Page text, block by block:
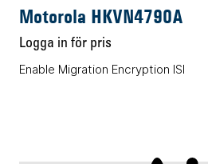
Motorola HKVN4790A
Logga in för pris
Enable Migration Encryption ISI